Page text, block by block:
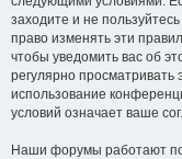
заходите и не
право изменять эти
чтобы уведомить вас об
регулярно просматривать
использование
условий означает ваше
Наши форумы работают